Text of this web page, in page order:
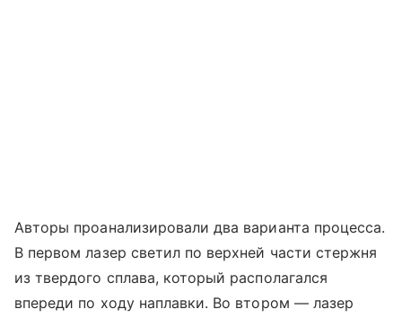
Авторы проанализировали два варианта процесса.
В первом лазер светил по верхней части стержня
из твердого сплава, который располагался
впереди по ходу наплавки. Во втором — лазер